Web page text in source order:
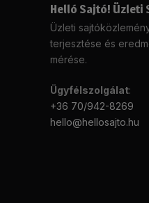
Helló Sajtó!
Üzleti
terjesztése és
mérése.
Ügyfélszolgálat:
+36 70/942-8269
hello@hellosajto.hu